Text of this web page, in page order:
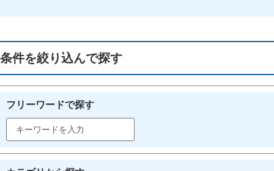
条件を絞り込んで探す
フリーワードで探す